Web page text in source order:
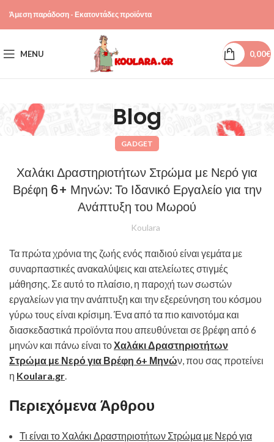
Άμεση παράδοση - Εκατοντάδες προϊόντα
MENU 0,00€
Blog
GADGET
Χαλάκι Δραστηριοτήτων Στρώμα με Νερό για
Βρέφη 6+ Μηνών: Το Ιδανικό Εργαλείο για την
Ανάπτυξη του Μωρού
Koulara
Τα πρώτα χρόνια της ζωής ενός παιδιού είναι γεμάτα με
συναρπαστικές ανακαλύψεις και ατελείωτες στιγμές
μάθησης. Σε αυτό το πλαίσιο, η παροχή των σωστών
εργαλείων για την ανάπτυξη και την εξερεύνηση του κόσμου
γύρω τους είναι κρίσιμη. Ένα από τα πιο καινοτόμα και
διασκεδαστικά προϊόντα που απευθύνεται σε βρέφη από 6
μηνών και πάνω είναι τοΧαλάκι Δραστηριοτήτων
Στρώμα με Νερό για Βρέφη 6+ Μηνών, που σας προτείνει
η Koulara.gr.
Περιεχόμενα Άρθρου
Τι είναι το Χαλάκι Δραστηριοτήτων Στρώμα με Νερό για